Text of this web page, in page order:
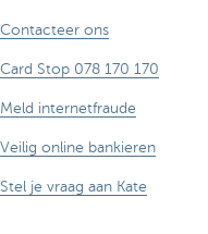
Contacteer ons
Card Stop 078 170 170
Meld internetfraude
Veilig online bankieren
Stel je vraag aan Kate